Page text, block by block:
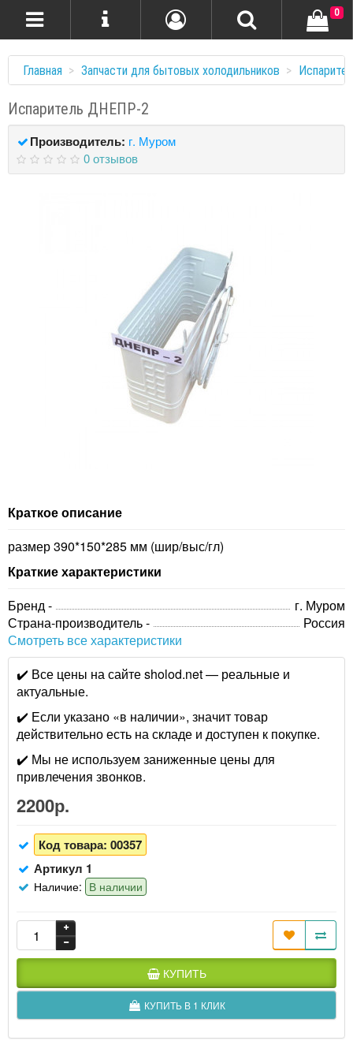
0
Главная Запчасти для бытовых холодильников
Испаритель ДНЕПР-2
Производитель: г. Муром
0 отзывов
Краткое описание
размер 390*150*285 мм (шир/выс/гл)
Краткие характеристики
Бренд -
г. Муром
Страна-производитель -
Россия
Смотреть все характеристики
✔️ Все цены на сайте sholod.net — реальные и
актуальные.
✔️ Если указано «в наличии», значит товар
действительно есть на складе и доступен к покупке.
✔️ Мы не используем заниженные цены для
привлечения звонков.
2200р.
Код товара: 00357
Артикул 1
Наличие: В наличии
КУПИТЬ
КУПИТЬ В 1 КЛИК